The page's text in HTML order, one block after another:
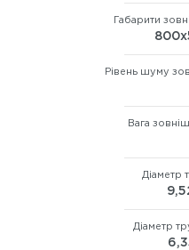
Габарити
Рівень шуму
Вага
Діаметр
Діаметр